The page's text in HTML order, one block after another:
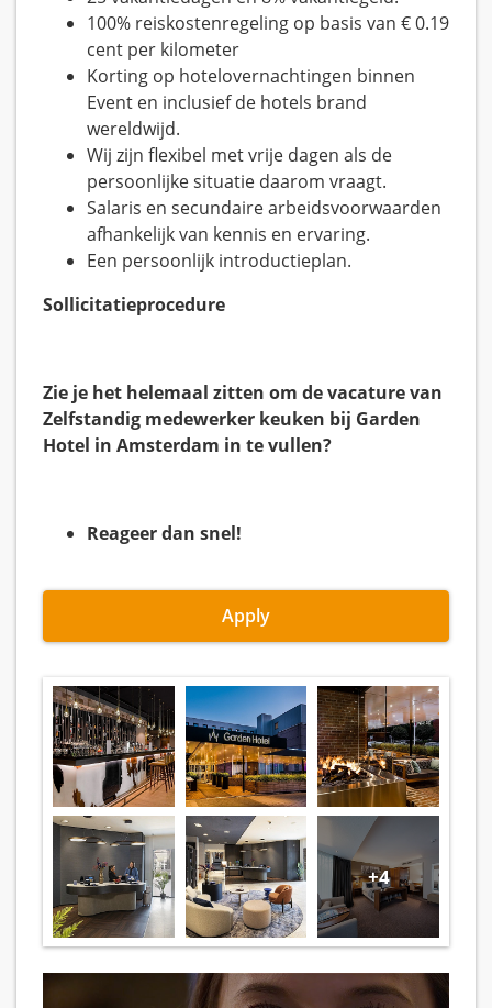
100% reiskostenregeling op basis van € 0.19
cent per kilometer
Korting op hotelovernachtingen binnen
Event en inclusief de hotels brand
wereldwijd.
Wij zijn flexibel met vrije dagen als de
persoonlijke situatie daarom vraagt.
Salaris en secundaire arbeidsvoorwaarden
afhankelijk van kennis en ervaring.
Een persoonlijk introductieplan.
Sollicitatieprocedure
Zie je het helemaal zitten om de vacature van
Zelfstandig medewerker keuken bij Garden
Hotel in Amsterdam in te vullen?
Reageer dan snel!
Apply
+4